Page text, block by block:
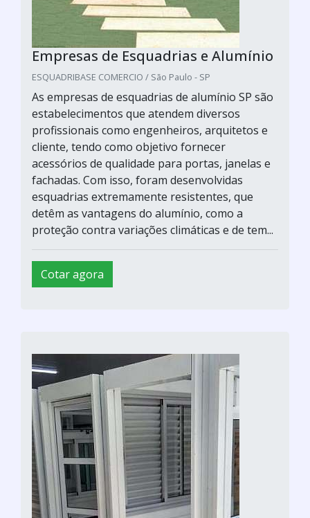
Empresas de Esquadrias e Alumínio
ESQUADRIBASE COMERCIO / São Paulo - SP
As empresas de esquadrias de alumínio SP são
estabelecimentos que atendem diversos
profissionais como engenheiros, arquitetos e
cliente, tendo como objetivo fornecer
acessórios de qualidade para portas, janelas e
fachadas. Com isso, foram desenvolvidas
esquadrias extremamente resistentes, que
detêm as vantagens do alumínio, como a
proteção contra variações climáticas e de tem...
Cotar agora